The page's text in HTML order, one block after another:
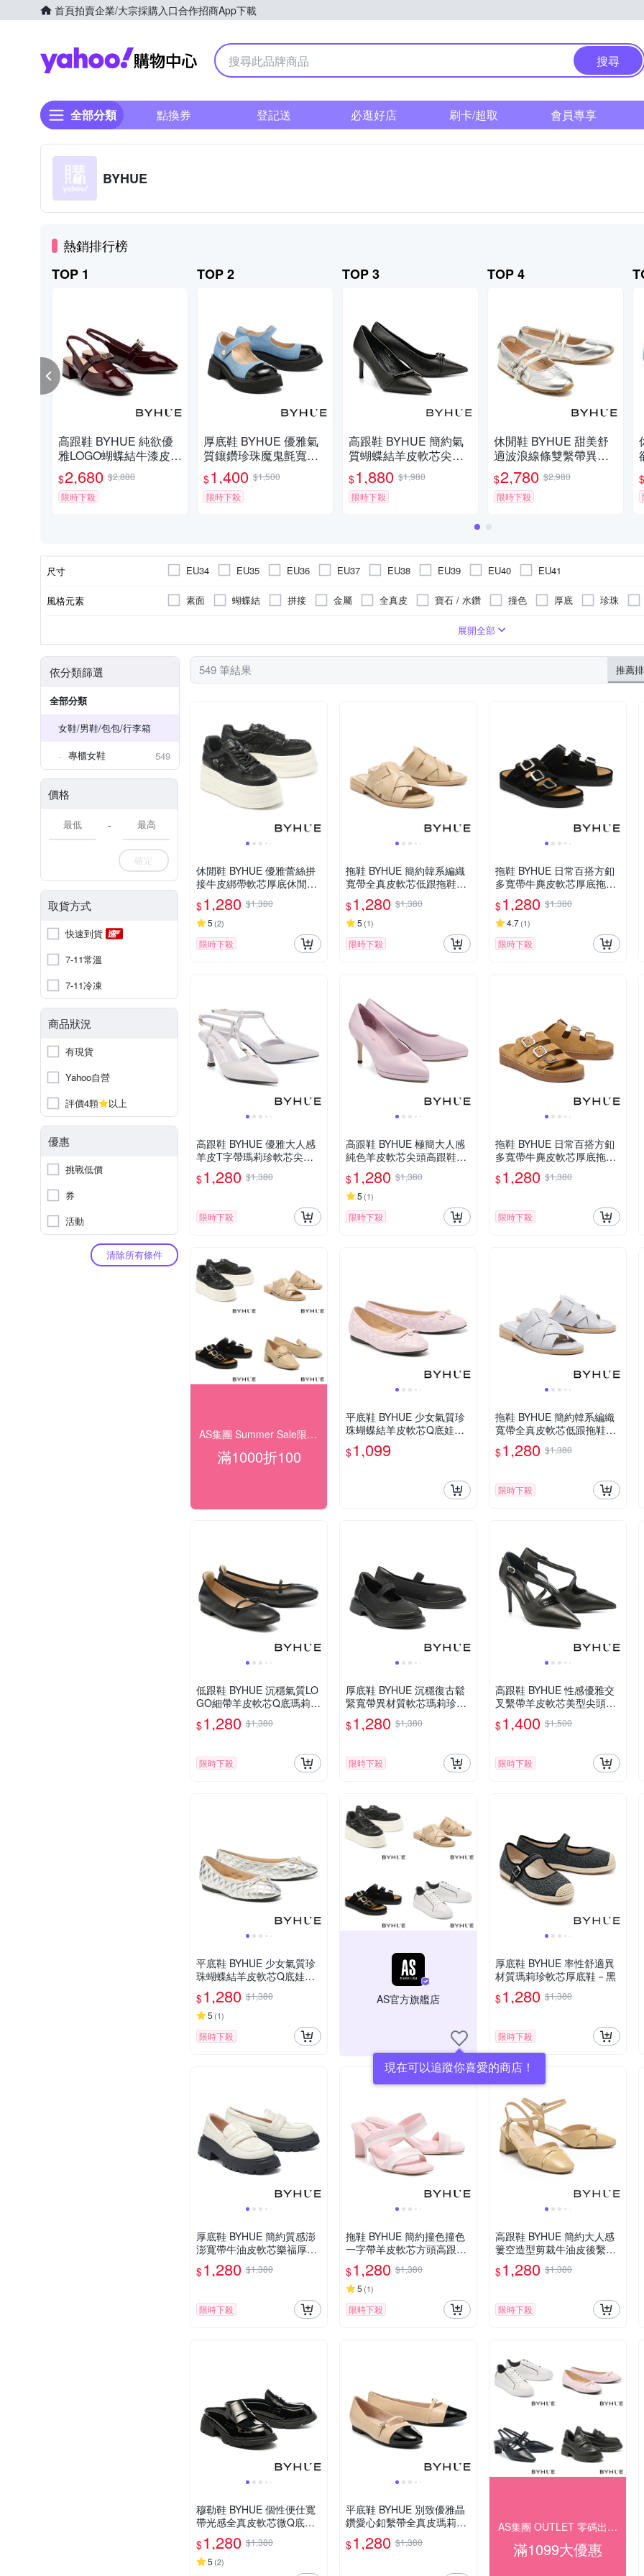
首頁拍賣企業/大宗採購入口合作招商App下載
Yahoo購物中心
搜尋
全部分類 點換券 登記送 必逛好店 刷卡/超取 會員專享
BYHUE
熱銷排行榜
TOP 1
高跟鞋 BYHUE 純欲優
雅LOGO蝴蝶結牛漆皮軟
芯後繫帶高跟鞋－紅
$2,680 $2,880
限時下殺
TOP 2
厚底鞋 BYHUE 優雅氣
質鑲鑽珍珠魔鬼氈寬帶
異材質瑪莉珍軟芯厚底
鞋－藍
$1,400 $1,500
限時下殺
TOP 3
高跟鞋 BYHUE 簡約氣
質蝴蝶結羊皮軟芯尖頭
高跟鞋－黑
$1,880 $1,980
限時下殺
TOP 4
休閒鞋 BYHUE 甜美舒
適波浪線條雙繫帶異材
質軟芯Q底薄底休閒鞋－
銀
$2,780 $2,980
限時下殺
$
尺寸 EU34 EU35 EU36 EU37 EU38 EU39 EU40 EU41
風格元素 素面 蝴蝶結 拼接 金屬 全真皮 寶石 / 水鑽 撞色 厚底
珍珠
人造皮革
絨布
布面 人造皮革
樂福鞋 / 懶人鞋
低跟1.5- 3cm
展開全部
依分類篩選
全部分類
女鞋/男鞋/包包/行李箱
專櫃女鞋
549
價格
-
確定
取貨方式
快速到貨
7-11常溫
7-11冷凍
商品狀況
有現貨
Yahoo自營
評價4顆
以上
優惠
挑戰低價
券
活動
清除所有條件
549 筆結果 推薦
休閒鞋 BYHUE 優雅蕾絲拼
接牛皮綁帶軟芯厚底休閒鞋
－黑
$1,280 $1,380
5 (2)
限時下殺
拖鞋 BYHUE 簡約韓系編織
寬帶全真皮軟芯低跟拖鞋－
$1,280 $1,380
5 (1)
限時下殺
拖鞋 BYHUE 日常百搭方釦
多寬帶牛麂皮軟芯厚底拖鞋
－黑
$1,280 $1,380
4.7(1)
限時下殺
高跟鞋 BYHUE 優雅大人感
羊皮T字帶瑪莉珍軟芯尖頭
高跟鞋－灰
$1,280 $1,380
限時下殺
高跟鞋 BYHUE 極簡大人感
純色羊皮軟芯尖頭高跟鞋－
$1,280 $1,380
5 (1)
限時下殺
拖鞋 BYHUE 日常百搭方釦
多寬帶牛麂皮軟芯厚底拖鞋
－棕
$1,280 $1,380
限時下殺
AS集團 Summer Sale限時滿千再抵百
滿1000折100
平底鞋 BYHUE 少女氣質珍
珠蝴蝶結羊皮軟芯Q底娃娃
平底鞋－紫
$1,099
拖鞋 BYHUE 簡約韓系編織
寬帶全真皮軟芯低跟拖鞋－
$1,280 $1,380
限時下殺
低跟鞋 BYHUE 沉穩氣質LO
GO細帶羊皮軟芯Q底瑪莉珍
方頭低跟鞋－黑
$1,280 $1,380
限時下殺
厚底鞋 BYHUE 沉穩復古鬆
緊寬帶異材質軟芯瑪莉珍厚
底鞋－黑
$1,280 $1,380
限時下殺
高跟鞋 BYHUE 性感優雅交
叉繫帶羊皮軟芯美型尖頭高
跟鞋－黑
$1,400 $1,500
限時下殺
平底鞋 BYHUE 少女氣質珍
珠蝴蝶結羊皮軟芯Q底娃娃
平底鞋－銀
$1,280 $1,380
5 (1)
限時下殺
AS官方旗艦店
現在可以追蹤你喜愛的商店！
厚底鞋 BYHUE 率性舒適異
材質瑪莉珍軟芯厚底鞋－黑
$1,280 $1,380
限時下殺
厚底鞋 BYHUE 簡約質感澎
澎寬帶牛油皮軟芯樂福厚底
鞋－米白
$1,280 $1,380
限時下殺
拖鞋 BYHUE 簡約撞色撞色
一字帶羊皮軟芯方頭高跟拖
鞋－粉
$1,280 $1,380
5 (1)
限時下殺
高跟鞋 BYHUE 簡約大人感
簍空造型剪裁牛油皮後繫帶
軟芯高跟鞋－杏
$1,280 $1,380
限時下殺
穆勒鞋 BYHUE 個性便仕寬
帶光感全真皮軟芯微Q底厚
底穆勒拖鞋－黑
$1,280 $1,380
5 (2)
平底鞋 BYHUE 別致優雅晶
鑽愛心釦繫帶全真皮瑪莉珍
軟芯Q底平底鞋－米
$1,280 $1,380
AS集團 OUTLET 零碼出清 $1099起
滿1099大優惠